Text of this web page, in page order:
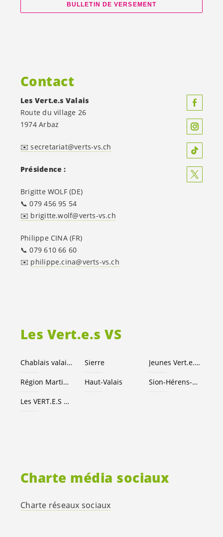
BULLETIN DE VERSEMENT
Contact
Les Vert.e.s Valais
Route du village 26
1974 Arbaz
✉️ secretariat@verts-vs.ch
Présidence :
Brigitte WOLF (DE)
📞 079 456 95 54
✉️ brigitte.wolf@verts-vs.ch
Philippe CINA (FR)
📞 079 610 66 60
✉️ philippe.cina@verts-vs.ch
Les Vert.e.s VS
Chablais valaisan Sierre Jeunes Vert.e.x.s
Région Martigny Haut-Valais Sion-Hérens-Conthey
Les VERT.E.S
Charte média sociaux
Charte réseaux sociaux